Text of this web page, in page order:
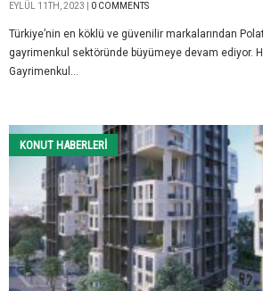
EYLÜL 11TH, 2023 | 0 COMMENTS
Türkiye’nin en köklü ve güvenilir markalarından
gayrimenkul sektöründe büyümeye devam ediyor.
Gayrimenkul...
KONUT HABERLERI